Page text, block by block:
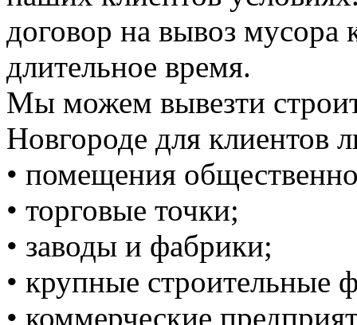
договор на вывоз мусора
длительное время.
Мы можем вывезти
Новгороде для клиентов
• помещения
• торговые точки;
• заводы и фабрики;
• крупные строительные
• коммерческие